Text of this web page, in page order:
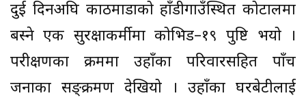
दुई दिनअघि काठमाडौँको हाँडीगाउँस्थित कोटालमा
बस्ने एक सुरक्षाकर्मीमा कोभिड–१९ पुष्टि भयो ।
परीक्षणका क्रममा उहाँका परिवारसहित पाँच
जनाका सङ्क्रमण देखियो । उहाँका घरबेटीलाई